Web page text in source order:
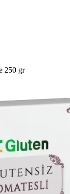
250 gr